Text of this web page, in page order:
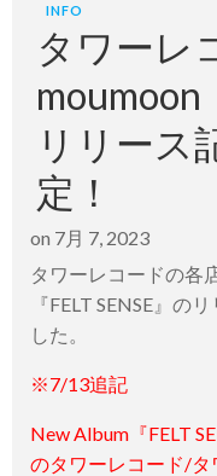
INFO
タワーレ
moumoon
リリース
定！
on 7月 7, 2023
タワーレコードの各
『FELT SENSE』の
した。
※7/13追記
New Album『FELT
のタワーレコード/